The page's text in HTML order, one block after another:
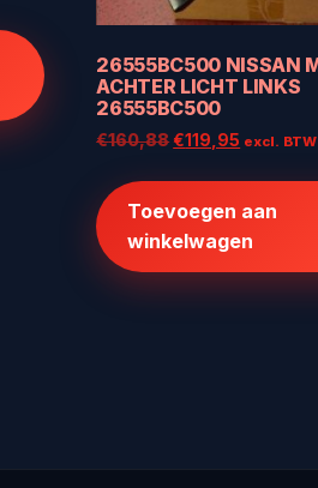
26555BC500 NISSAN
ACHTER LICHT LINKS
26555BC500
€160,88Oorspronkelijke
€160,88.
€119,95 Huidige
€119,95.
excl. BTW
Toevoegen aan
winkelwagen